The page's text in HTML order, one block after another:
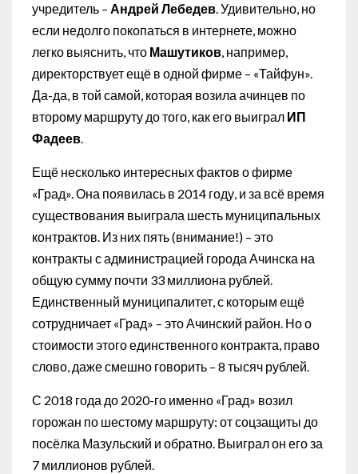
учредитель – Андрей Лебедев. Удивительно, но
если недолго покопаться в интернете, можно
легко выяснить, что Машутиков, например,
директорствует ещё в одной фирме – «Тайфун».
Да-да, в той самой, которая возила ачинцев по
второму маршруту до того, как его выиграл ИП
Фадеев.
Ещё несколько интересных фактов о фирме
«Град». Она появилась в 2014 году, и за всё время
существования выиграла шесть муниципальных
контрактов. Из них пять (внимание!) – это
контракты с администрацией города Ачинска на
общую сумму почти 33 миллиона рублей.
Единственный муниципалитет, с которым ещё
сотрудничает «Град» – это Ачинский район. Но о
стоимости этого единственного контракта, право
слово, даже смешно говорить – 8 тысяч рублей.
С 2018 года до 2020-го именно «Град» возил
горожан по шестому маршруту: от соцзащиты до
посёлка Мазульский и обратно. Выиграл он его за
7 миллионов рублей.